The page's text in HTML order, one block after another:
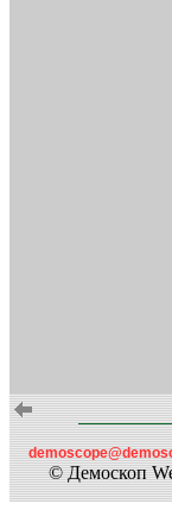
© Демоскоп